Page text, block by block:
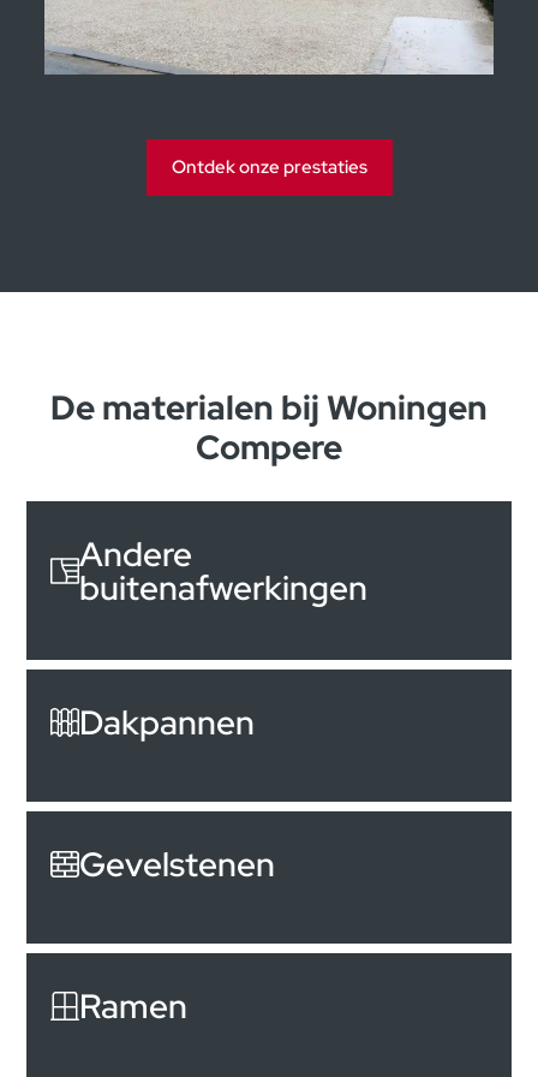
Kijkwoningen Moorsele
Ontdek onze prestaties
De materialen bij Woningen
Compere
Andere
buitenafwerkingen
Dakpannen
Gevelstenen
Ramen